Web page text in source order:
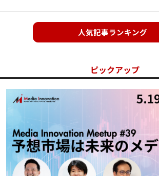
人気記事ランキング
ピックアップ